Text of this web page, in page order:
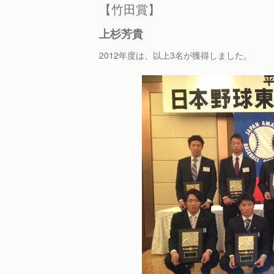
【竹田賞】
上杉芳貴
2012年度は、以上3名が獲得しました。